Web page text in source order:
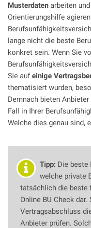
Musterdatenarbeiten
Orientierungshilfe
lange nicht die beste
konkret sein. Wenn Sie
Sie aufeinige
thematisiert wurden,
Demnach bieten
Fall in Ihrer
Welche dies genau sind,
Tipp:Die beste
welche private
tatsächlich die beste
Online BU Check
Vertragsabschluss
Anbieter prüfen.